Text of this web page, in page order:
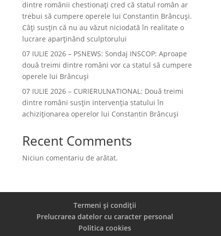
dintre românii chestionați cred că statul român ar
trebui să cumpere operele lui Constantin Brâncuși.
Câți susțin că nu au văzut niciodată în realitate o
lucrare aparținând sculptorului
07 IULIE 2026 – PSNEWS: Sondaj INSCOP: Aproape
două treimi dintre români vor ca statul să cumpere
operele lui Brâncuși
07 IULIE 2026 – CURIERULNATIONAL: Două treimi
dintre români susțin intervenția statului în
achiziționarea operelor lui Constantin Brâncuși
Recent Comments
Niciun comentariu de arătat.
Termeni și condiții
Prelucrarea datelor cu caracter personal
Politica cookies